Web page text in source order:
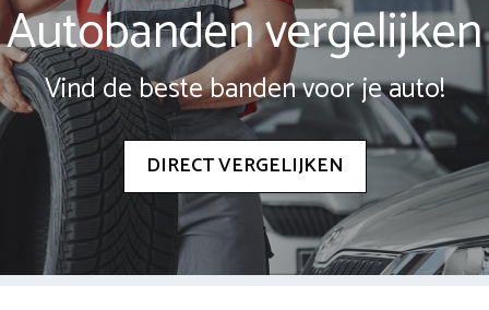
Autobanden vergelijken
Vind de beste banden voor je auto!
DIRECT VERGELIJKEN